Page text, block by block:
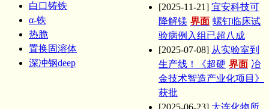
白口铸铁
α-铁
热脆
置换固溶体
深冲钢deep
[2025-11-21] 宜安科技可
降解镁 界面 螺钉临床试
验病例入组已超八成
[2025-07-08] 从实验室到
生产线！《超硬 界面 冶
金技术智造产业化项目》
获批